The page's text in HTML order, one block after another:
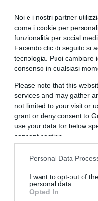
Noi e i nostri partner
come i cookie per
funzionalità per social
Facendo clic di seguito si
tecnologia. Puoi cambiare
consenso in qualsiasi
Please note that this
services and may gather
not limited to your visit or
grant or deny consent to
use your data for below
consent section.
Personal Data
I want to opt-out of
personal data.
Opted In
Con la variante
reinfezione pari a 5
spiegare l’aumento
in Sudafrica, e
l’immunità indotta dal
vaccinale nel prevenire
essere negativa.